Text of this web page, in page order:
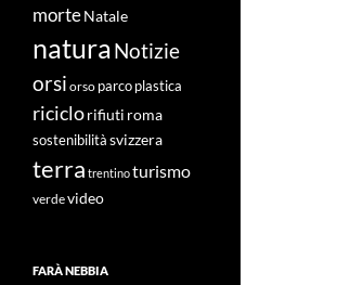
morteNatale
naturaNotizie
orsi orso parco plastica
riciclorifiuti roma
sostenibilità svizzera
terra trentinoturismo
verdevideo
FARÀ NEBBIA